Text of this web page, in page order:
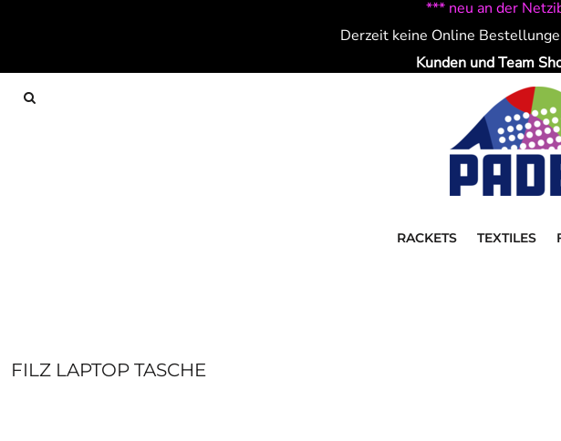
*** neu an der
Derzeit keine Online
Kunden und Team
RACKETS TEXTILES
FILZ LAPTOP TASCHE
FOOTWEAR